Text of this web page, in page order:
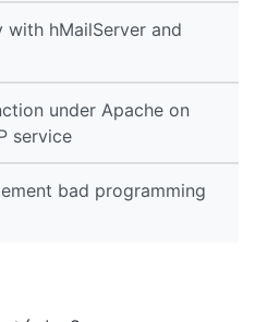
with hMailServer and
under Apache on
service
bad programming